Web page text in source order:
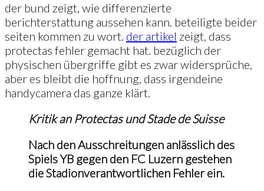
der bund zeigt, wie differenzierte
berichterstattung aussehen kann. beteiligte beider
seiten kommen zu wort. der artikel zeigt, dass
protectas fehler gemacht hat. bezüglich der
physischen übergriffe gibt es zwar widersprüche,
aber es bleibt die hoffnung, dass irgendeine
handycamera das ganze klärt.
Kritik an Protectas und Stade de Suisse
Nach den Ausschreitungen anlässlich des
Spiels YB gegen den FC Luzern gestehen
die Stadionverantwortlichen Fehler ein.